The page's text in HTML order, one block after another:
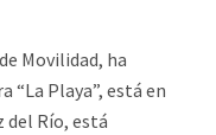
Movilidad, ha
“La Playa”, está en
del Río, está